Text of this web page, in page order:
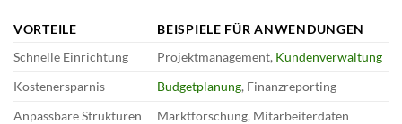
VORTEILE
BEISPIELE FÜR ANWENDUNGEN
Schnelle Einrichtung
Projektmanagement, Kundenverwaltung
Kostenersparnis
Budgetplanung, Finanzreporting
Anpassbare Strukturen
Marktforschung, Mitarbeiterdaten